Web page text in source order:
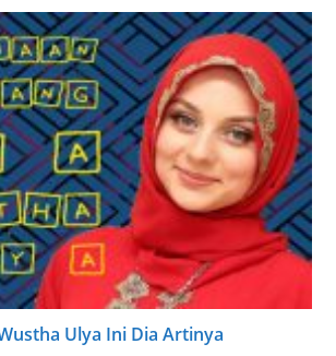
Ulya Ini Dia Artinya